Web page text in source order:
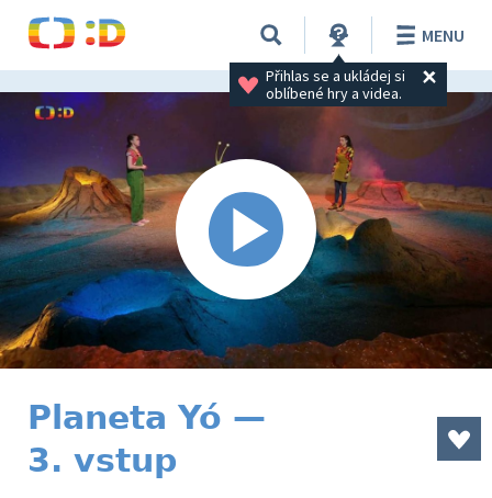
Přihlas se a ukládej si
oblíbené hry a videa.
MENU
Planeta Yó —
3. vstup